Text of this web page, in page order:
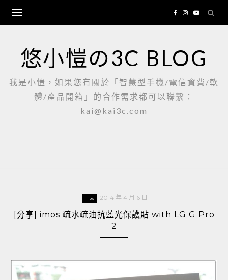
content
悠小愷の3C BLOG
我是小愷，如果您有關於「智慧型手機/電信資費/軟
體/產品開箱」的合作需求都可以聯繫：
kai@kai3c.com
imos 2014 年 4 月 6 日
[分享] imos 疏水疏油抗藍光保護貼 with LG G Pro
2